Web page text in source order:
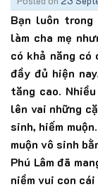
Bạn luôn
làm cha mẹ
có khả năng
đầy đủ hiện
tăng cao.
lên vai những
sinh, hiếm
muộn vô sinh
Phú Lâm đã
niềm vui con